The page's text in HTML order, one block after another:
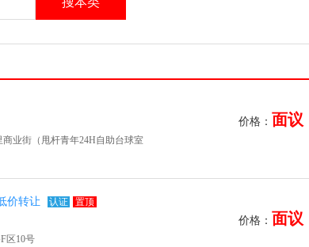
业街（甩杆青年24H自助台球室
价格： 面议
价转让 认证
置顶
区10号
价格： 面议